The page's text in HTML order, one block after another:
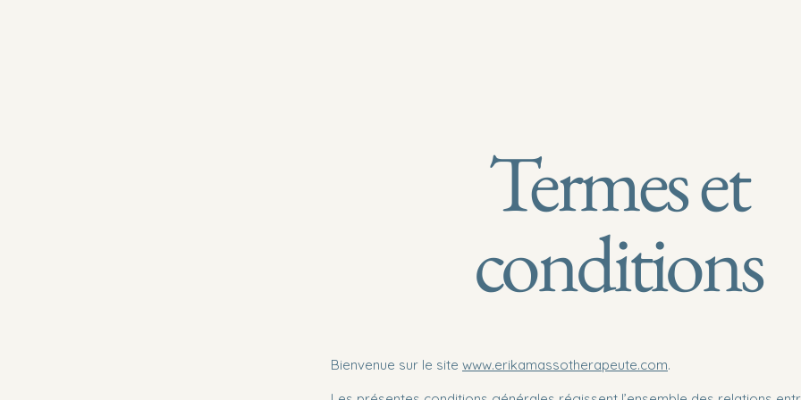
Termes et
conditions
Bienvenue sur le site www.erikamassotherapeute.com.